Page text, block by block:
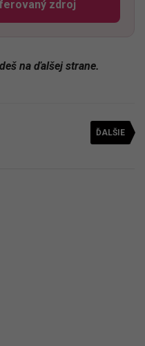
zdroj
odkaz sa otvorí v
na ďalšej strane.
ĎALŠIE